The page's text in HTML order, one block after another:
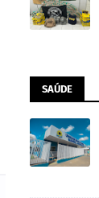
SAÚDE